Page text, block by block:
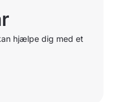
hjælpe dig med et